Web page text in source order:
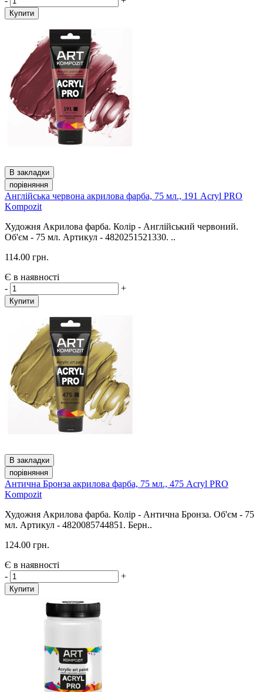
Купити
В закладки
порівняння
Англійська червона акрилова фарба, 75 мл., 191 Acryl PRO
Kompozit
Художня Акрилова фарба. Колір - Англійський червоний.
Об'єм - 75 мл. Артикул - 4820251521330. ..
114.00 грн.
Є в наявності
-
+
Купити
В закладки
порівняння
Антична Бронза акрилова фарба, 75 мл., 475 Acryl PRO
Kompozit
Художня Акрилова фарба. Колір - Антична Бронза. Об'єм - 75
мл. Артикул - 4820085744851. Берн..
124.00 грн.
Є в наявності
-
+
Купити